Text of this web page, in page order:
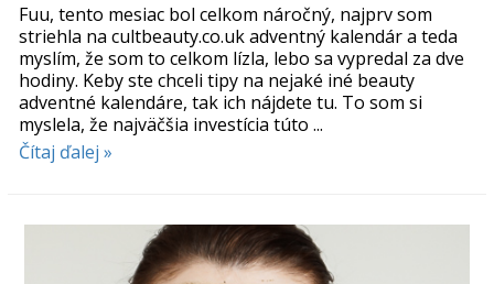
Fuu, tento mesiac bol celkom náročný, najprv som
striehla na cultbeauty.co.uk adventný kalendár a teda
myslím, že som to celkom lízla, lebo sa vypredal za dve
hodiny. Keby ste chceli tipy na nejaké iné beauty
adventné kalendáre, tak ich nájdete tu. To som si
myslela, že najväčšia investícia túto ...
Čítaj ďalej »